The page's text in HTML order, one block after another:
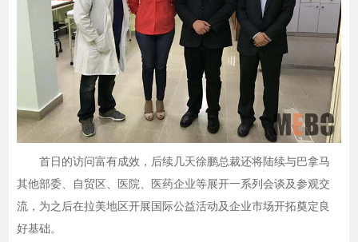
首日的访问富有成效，后续几天徐鹏总裁还将陆续与巴拿马
其他部委、自贸区、医院、医药企业等展开一系列会谈及参观交
流，为之后在拉美地区开展国际公益活动及企业市场开拓奠定良
好基础。